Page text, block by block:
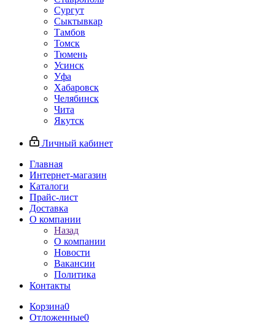
Сургут
Сыктывкар
Тамбов
Томск
Тюмень
Усинск
Уфа
Хабаровск
Челябинск
Чита
Якутск
Личный кабинет
Главная
Интернет-магазин
Каталоги
Прайс-лист
Доставка
О компании
Назад
О компании
Новости
Вакансии
Политика
Контакты
Корзина0
Отложенные0